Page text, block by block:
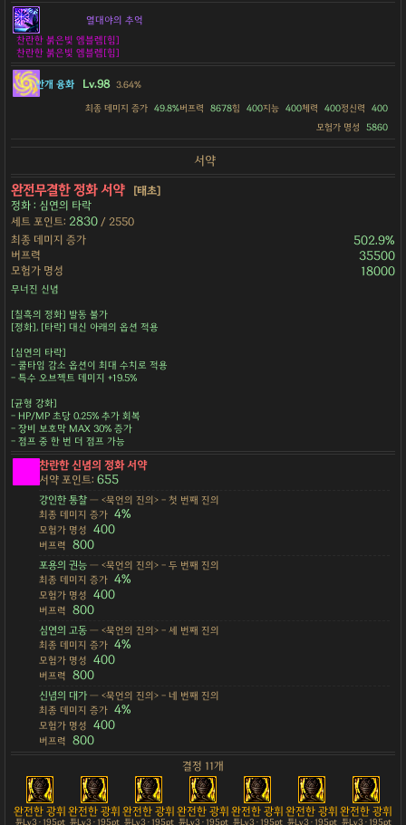
열대야의 추억
찬란한 붉은빛 엠블렘[힘]
찬란한 붉은빛 엠블렘[힘]
안개 융화 Lv.98 3.64%
최종 데미지 증가 49.8%버프력 8678힘 400지능 400체력 400정신력
400
모험가 명성
5860
서약
완전무결한 정화 서약
[태초]
정화 : 심연의 타락
세트 포인트: 2830 / 2550
최종 데미지 증가
502.9%
버프력 35500
모험가 명성 18000
무너진 신념
[칠흑의 정화] 발동 불가
[정화], [타락] 대신 아래의 옵션 적용
[심연의 타락]
- 쿨타임 감소 옵션이 최대 수치로 적용
- 특수 오브젝트 데미지 +19.5%
[균형 강화]
- HP/MP 초당 0.25% 추가 회복
- 장비 보호막 MAX 30% 증가
- 점프 중 한 번 더 점프 가능
찬란한 신념의 정화 서약
서약 포인트:655
강인한 통찰— <묵언의 진의> - 첫 번째 진의
최종 데미지 증가 4%
모험가 명성 400
버프력 800
포용의 권능— <묵언의 진의> - 두 번째 진의
최종 데미지 증가 4%
모험가 명성 400
버프력 800
심연의 고동— <묵언의 진의> - 세 번째 진의
최종 데미지 증가 4%
모험가 명성 400
버프력 800
신념의 대가— <묵언의 진의> - 네 번째 진의
최종 데미지 증가 4%
모험가 명성 400
버프력 800
결정 11개
완전한 광휘
튠Lv3 · 195pt
완전한 광휘
튠Lv3 · 195pt
완전한 광휘
튠Lv3 · 195pt
완전한 광휘
튠Lv3 · 195pt
완전한 광휘
튠Lv3 · 195pt
완전한 광휘
튠Lv3 · 195pt
완전한 광휘
튠Lv3 · 195pt